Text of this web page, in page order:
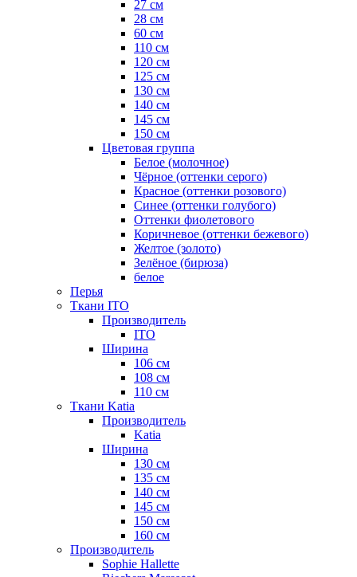
27 см
28 см
60 см
110 см
120 см
125 см
130 см
140 см
145 см
150 см
Цветовая группа
Белое (молочное)
Чёрное (оттенки серого)
Красное (оттенки розового)
Синее (оттенки голубого)
Оттенки фиолетового
Коричневое (оттенки бежевого)
Желтое (золото)
Зелёное (бирюза)
белое
Перья
Ткани ITO
Производитель
ITO
Ширина
106 см
108 см
110 см
Ткани Katia
Производитель
Katia
Ширина
130 см
135 см
140 см
145 см
150 см
160 см
Производитель
Sophie Hallette